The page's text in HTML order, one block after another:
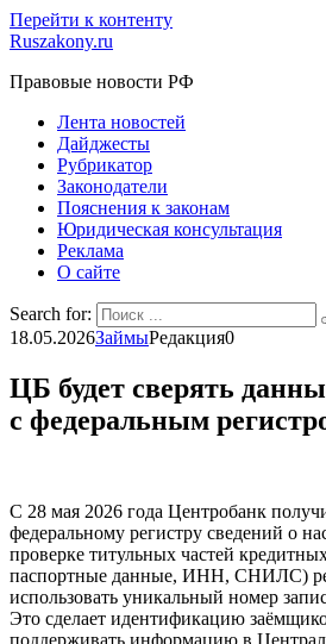
Перейти к контенту
Ruszakony.ru
Правовые новости РФ
Лента новостей
Дайджесты
Рубрикатор
Законодатели
Пояснения к законам
Юридическая консультация
Реклама
О сайте
Search for:
18.05.2026ЗаймыРедакция0
ЦБ будет сверять
с федеральным
С 28 мая 2026 года Центробанк
федеральному регистру сведений о
проверке титульных частей
паспортные данные, ИНН, СНИЛС)
использовать уникальный номер
Это сделает идентификацию
поддерживать информацию в